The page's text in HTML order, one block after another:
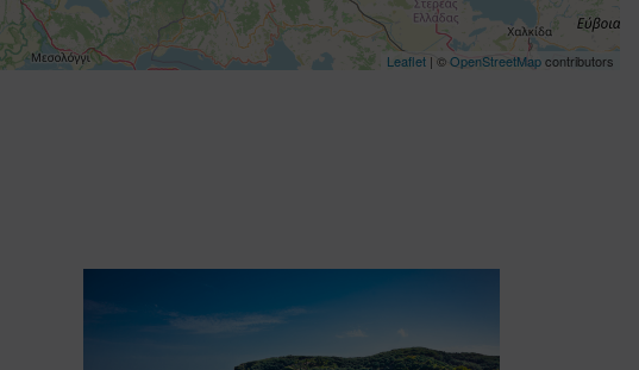
Leaflet | ©OpenStreetMapcontributors